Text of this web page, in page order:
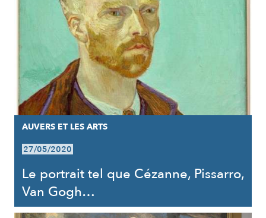
AUVERS ET LES ARTS
27/05/2020
Le portrait tel que Cézanne, Pissarro,
Van Gogh…